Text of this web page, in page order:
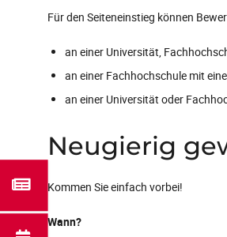
Für den Seiteneinstieg können
an einer Universität,
an einer Fachhochschule mit
an einer Universität oder
Neugierig
Kommen Sie einfach vorbei!
Wann?